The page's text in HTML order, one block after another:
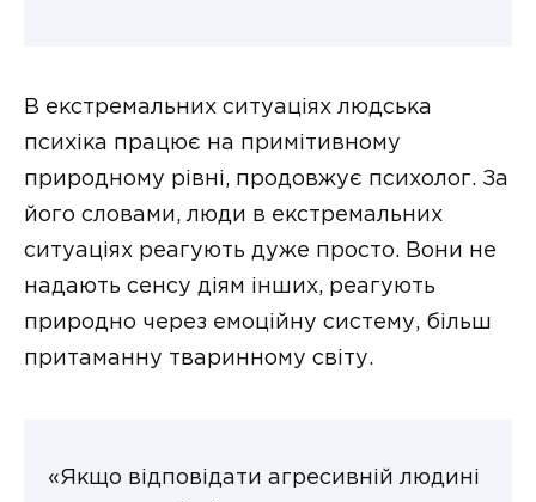
В екстремальних ситуаціях людська
психіка працює на примітивному
природному рівні, продовжує психолог. За
його словами, люди в екстремальних
ситуаціях реагують дуже просто. Вони не
надають сенсу діям інших, реагують
природно через емоційну систему, більш
притаманну тваринному світу.
«Якщо відповідати агресивній людині